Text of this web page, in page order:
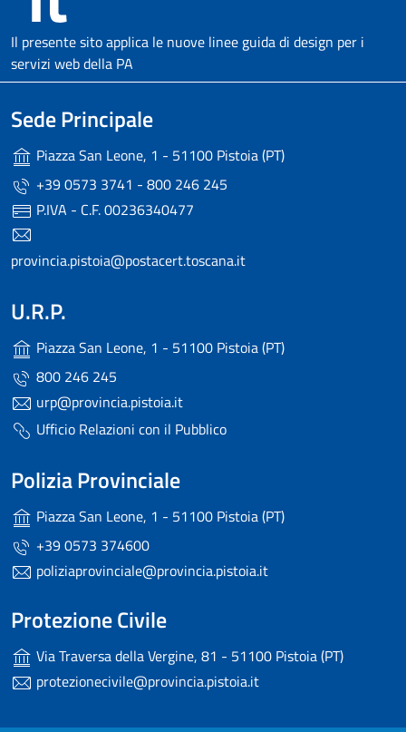
Il presente sito applica le nuove linee guida di design per i
servizi web della PA
Sede Principale
Piazza San Leone, 1 - 51100 Pistoia (PT)
+39 0573 3741 - 800 246 245
P.IVA - C.F. 00236340477
provincia.pistoia@postacert.toscana.it
U.R.P.
Piazza San Leone, 1 - 51100 Pistoia (PT)
800 246 245
urp@provincia.pistoia.it
Ufficio Relazioni con il Pubblico
Polizia Provinciale
Piazza San Leone, 1 - 51100 Pistoia (PT)
+39 0573 374600
poliziaprovinciale@provincia.pistoia.it
Protezione Civile
Via Traversa della Vergine, 81 - 51100 Pistoia (PT)
protezionecivile@provincia.pistoia.it